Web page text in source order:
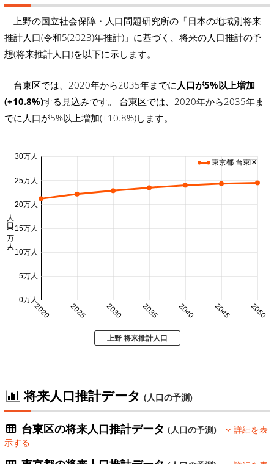
上野の国立社会保障・人口問題研究所の「日本の地域別将来
推計人口(令和5(2023)年推計)」に基づく、将来の人口推計の予
想(将来推計人口)を以下に示します。
台東区では、2020年から2035年までに 人口が5%以上増加
(+10.8%)する見込みです。 台東区では、2020年から2035年ま
でに人口が5%以上増加(+10.8%)します。
2020 2025 2030 2035 2040 2045 2050
0万人
5万人
10万人
15万人
20万人
25万人
30万人
人口 (万人)
東京都 台東区
上野 将来推計人口
将来人口推計データ (人口の予測)
台東区の将来人口推計データ(人口の予測)
詳細を表
示する